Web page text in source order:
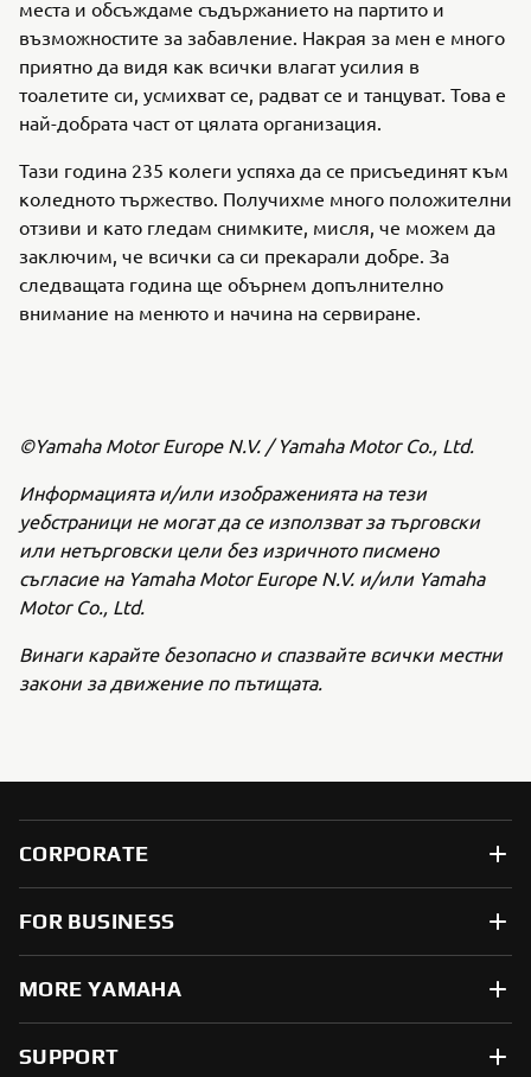
места и обсъждаме съдържанието на партито и
възможностите за забавление. Накрая за мен е много
приятно да видя как всички влагат усилия в
тоалетите си, усмихват се, радват се и танцуват. Това е
най-добрата част от цялата организация.
Тази година 235 колеги успяха да се присъединят към
коледното тържество. Получихме много положителни
отзиви и като гледам снимките, мисля, че можем да
заключим, че всички са си прекарали добре. За
следващата година ще обърнем допълнително
внимание на менюто и начина на сервиране.
©Yamaha Motor Europe N.V. / Yamaha Motor Co., Ltd.
Информацията и/или изображенията на тези
уебстраници не могат да се използват за търговски
или нетърговски цели без изричното писмено
съгласие на Yamaha Motor Europe N.V. и/или Yamaha
Motor Co., Ltd.
Винаги карайте безопасно и спазвайте всички местни
закони за движение по пътищата.
CORPORATE
FOR BUSINESS
MORE YAMAHA
SUPPORT